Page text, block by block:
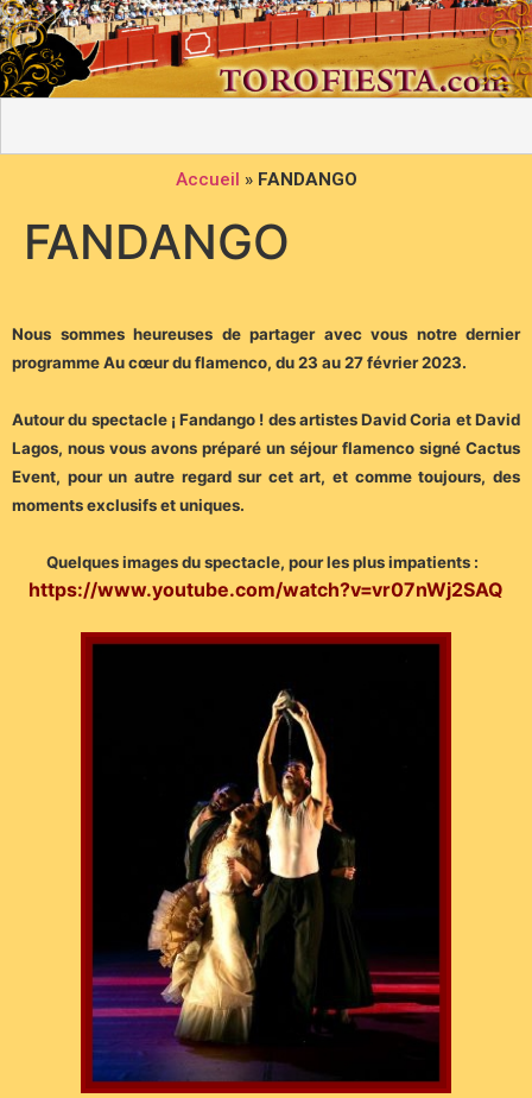
Accueil » FANDANGO
FANDANGO
Nous sommes heureuses de partager avec vous notre dernier
programme Au cœur du flamenco, du 23 au 27 février 2023.
Autour du spectacle ¡ Fandango ! des artistes David Coria et David
Lagos, nous vous avons préparé un séjour flamenco signé Cactus
Event, pour un autre regard sur cet art, et comme toujours, des
moments exclusifs et uniques.
Quelques images du spectacle, pour les plus impatients :
https://www.youtube.com/watch?v=vr07nWj2SAQ